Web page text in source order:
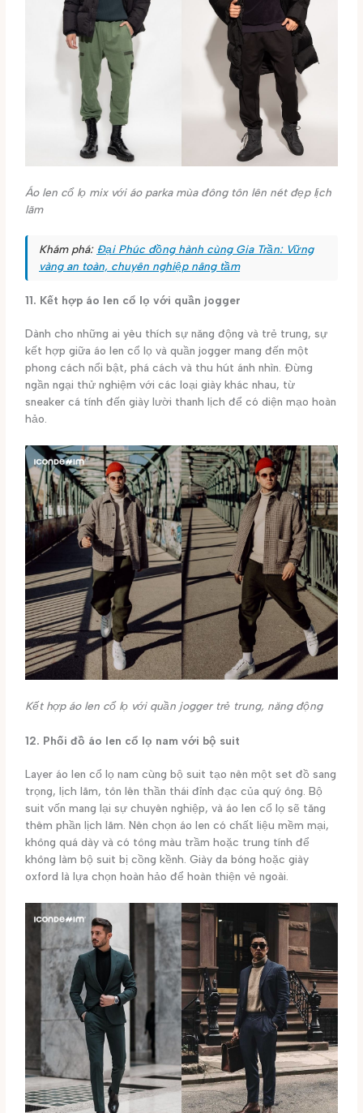
Áo len cổ lọ mix với áo parka mùa đông tôn lên nét đẹp lịch
lãm
Khám phá: Đại Phúc đồng hành cùng Gia Trần: Vững
vàng an toàn, chuyên nghiệp nâng tầm
11. Kết hợp áo len cổ lọ với quần jogger
Dành cho những ai yêu thích sự năng động và trẻ trung, sự
kết hợp giữa áo len cổ lọ và quần jogger mang đến một
phong cách nổi bật, phá cách và thu hút ánh nhìn. Đừng
ngần ngại thử nghiệm với các loại giày khác nhau, từ
sneaker cá tính đến giày lười thanh lịch để có diện mạo hoàn
hảo.
Kết hợp áo len cổ lọ với quần jogger trẻ trung, năng động
12. Phối đồ áo len cổ lọ nam với bộ suit
Layer áo len cổ lọ nam cùng bộ suit tạo nên một set đồ sang
trọng, lịch lãm, tôn lên thần thái đỉnh đạc của quý ông. Bộ
suit vốn mang lại sự chuyên nghiệp, và áo len cổ lọ sẽ tăng
thêm phần lịch lãm. Nên chọn áo len có chất liệu mềm mại,
không quá dày và có tông màu trầm hoặc trung tính để
không làm bộ suit bị cồng kềnh. Giày da bóng hoặc giày
oxford là lựa chọn hoàn hảo để hoàn thiện vẻ ngoài.